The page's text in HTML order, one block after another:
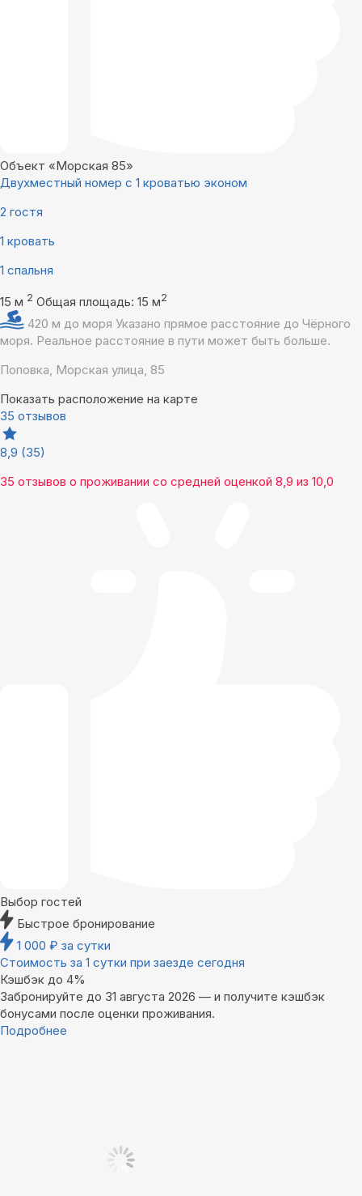
Объект «Морская 85»
Двухместный номер с 1 кроватью эконом
2 гостя
1 кровать
1 спальня
15 м 2 Общая площадь: 15 м2
420 м до моря Указано прямое расстояние до Чёрного
моря. Реальное расстояние в пути может быть больше.
Поповка, Морская улица, 85
Показать расположение на карте
35 отзывов
8,9 (35)
35 отзывов о проживании со средней оценкой 8,9 из 10,0
Выбор гостей
Быстрое бронирование
1 000 ₽ за сутки
Стоимость за 1 сутки при заезде сегодня
Кэшбэк до 4%
Забронируйте до 31 августа 2026 — и получите кэшбэк
бонусами после оценки проживания.
Подробнее